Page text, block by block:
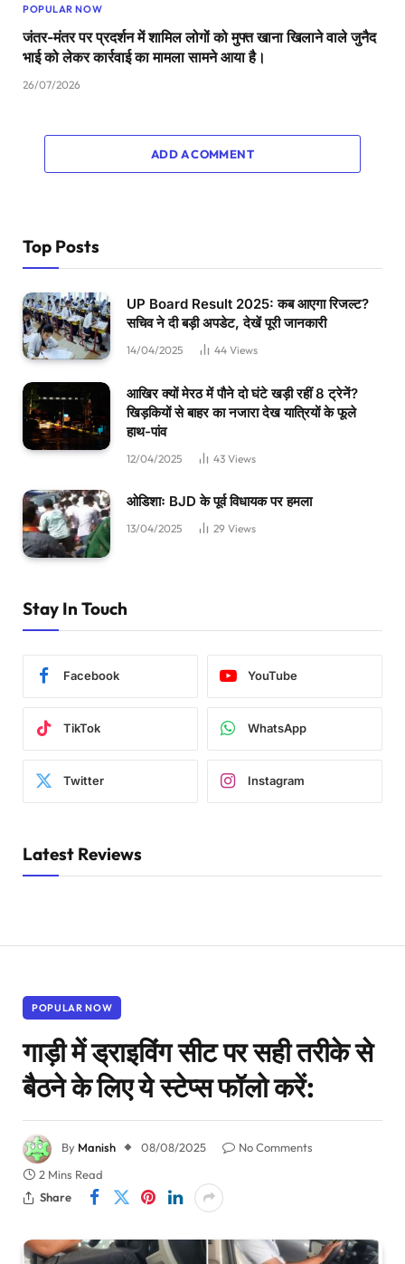
POPULAR NOW
जंतर-मंतर पर प्रदर्शन में शामिल लोगों को मुफ्त खाना खिलाने वाले जुनैद
भाई को लेकर कार्रवाई का मामला सामने आया है।
26/07/2026
ADD A COMMENT
Top Posts
UP Board Result 2025: कब आएगा रिजल्ट?
सचिव ने दी बड़ी अपडेट, देखें पूरी जानकारी
14/04/2025 44 Views
आखिर क्यों मेरठ में पौने दो घंटे खड़ी रहीं 8 ट्रेनें?
खिड़कियों से बाहर का नजारा देख यात्रियों के फूले
हाथ-पांव
12/04/2025 43 Views
ओडिशाः BJD के पूर्व विधायक पर हमला
13/04/2025 29 Views
Stay In Touch
Facebook YouTube
TikTok WhatsApp
Twitter Instagram
Latest Reviews
POPULAR NOW
गाड़ी में ड्राइविंग सीट पर सही तरीके से
बैठने के लिए ये स्टेप्स फॉलो करें:
By Manish 08/08/2025
No Comments
2 Mins Read
Share